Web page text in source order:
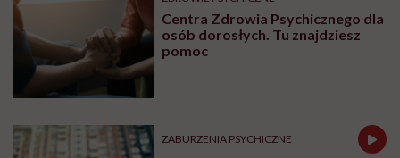
Centra Zdrowia Psychicznego dla
osób dorosłych. Tu znajdziesz
pomoc
ZABURZENIA PSYCHICZNE